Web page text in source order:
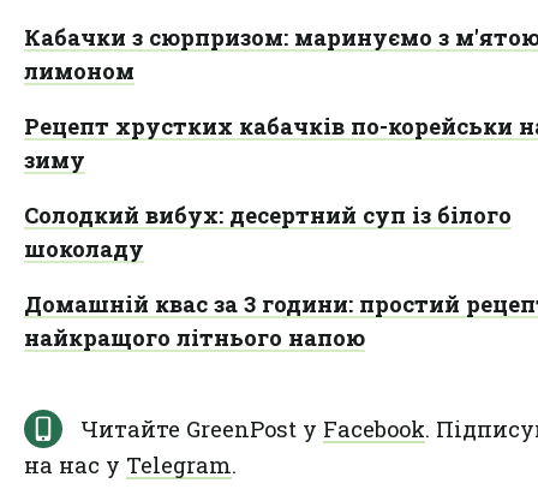
Кабачки з сюрпризом: маринуємо з
лимоном
Рецепт хрустких кабачків по-корейськи
зиму
Солодкий вибух: десертний суп із білого
шоколаду
Домашній квас за 3 години: простий
найкращого літнього напою
Читайте GreenPost у Facebook.
на нас у Telegram.